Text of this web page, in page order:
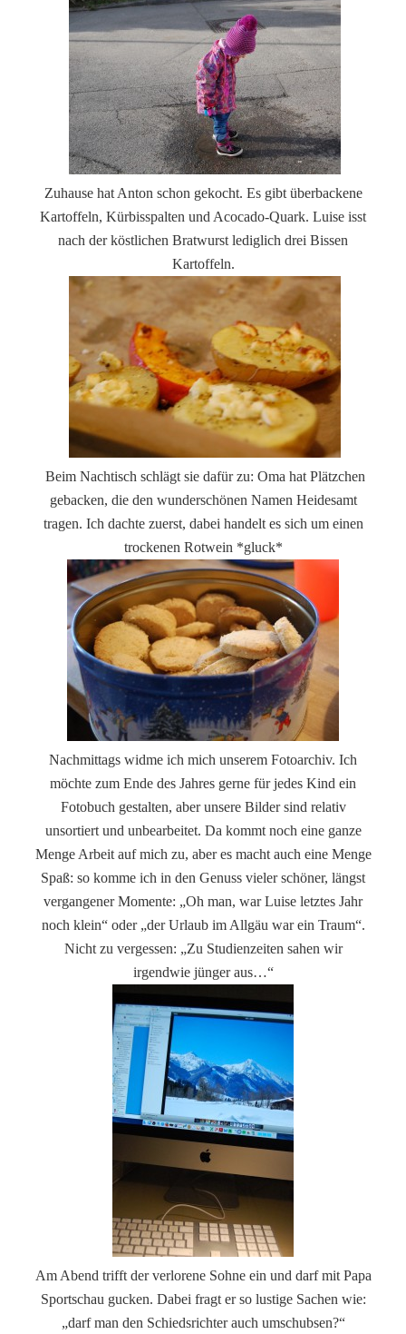
Zuhause hat Anton schon gekocht. Es gibt überbackene
Kartoffeln, Kürbisspalten und Acocado-Quark. Luise isst
nach der köstlichen Bratwurst lediglich drei Bissen
Kartoffeln.
Beim Nachtisch schlägt sie dafür zu: Oma hat Plätzchen
gebacken, die den wunderschönen Namen Heidesamt
tragen. Ich dachte zuerst, dabei handelt es sich um einen
trockenen Rotwein *gluck*
Nachmittags widme ich mich unserem Fotoarchiv. Ich
möchte zum Ende des Jahres gerne für jedes Kind ein
Fotobuch gestalten, aber unsere Bilder sind relativ
unsortiert und unbearbeitet. Da kommt noch eine ganze
Menge Arbeit auf mich zu, aber es macht auch eine Menge
Spaß: so komme ich in den Genuss vieler schöner, längst
vergangener Momente: „Oh man, war Luise letztes Jahr
noch klein“ oder „der Urlaub im Allgäu war ein Traum“.
Nicht zu vergessen: „Zu Studienzeiten sahen wir
irgendwie jünger aus…“
Am Abend trifft der verlorene Sohne ein und darf mit Papa
Sportschau gucken. Dabei fragt er so lustige Sachen wie:
„darf man den Schiedsrichter auch umschubsen?“